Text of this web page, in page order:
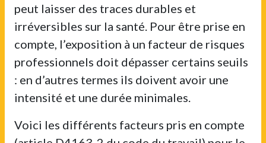
peut laisser des traces durables et
irréversibles sur la santé. Pour être prise en
compte, l’exposition à un facteur de risques
professionnels doit dépasser certains seuils
: en d’autres termes ils doivent avoir une
intensité et une durée minimales.
Voici les différents facteurs pris en compte